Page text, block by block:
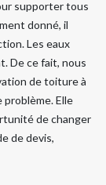
supporter tous
donné, il
Les eaux
De ce fait, nous
de toiture à
Elle
de changer
de devis,